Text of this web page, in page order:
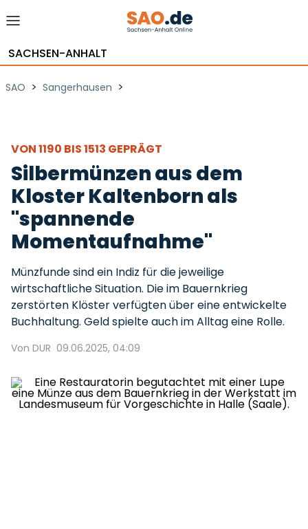
SACHSEN-ANHALT
SAO > Sangerhausen >
VON 1190 BIS 1513 GEPRÄGT
Silbermünzen aus dem
Kloster Kaltenborn als
"spannende
Momentaufnahme"
Münzfunde sind ein Indiz für die jeweilige
wirtschaftliche Situation. Die im Bauernkrieg
zerstörten Klöster verfügten über eine entwickelte
Buchhaltung. Geld spielte auch im Alltag eine Rolle.
Von DUR 09.06.2025, 04:09